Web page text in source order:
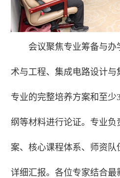
会议聚焦专业筹备与
术与工程、集成电路设计
专业的完整培养方案和至少
纲等材料进行论证。专业负
案、核心课程体系、师资
详细汇报。各位专家结合